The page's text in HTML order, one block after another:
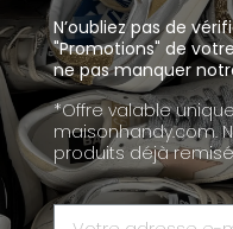
N’oubliez pas de
"Promotions" de
ne pas manquer
*Offre valable
maisonhandy.com.
produits déjà